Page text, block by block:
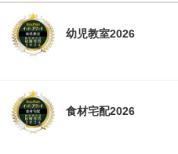
幼児教室2026
食材宅配2026